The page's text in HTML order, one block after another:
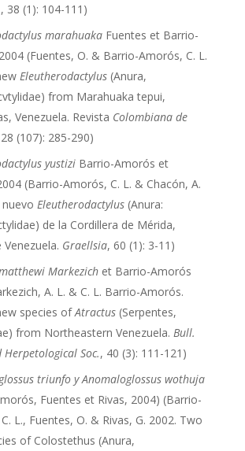
, 38 (1): 104-111)
marahuakaFuentes et Barrio-
(Fuentes, O. & Barrio-Amorós, C. L.
Eleutherodactylus(Anura,
from Marahuaka tepui,
Venezuela. Revista Colombiana de
(107): 285-290)
yustiziBarrio-Amorós et
(Barrio-Amorós, C. L. & Chacón, A.
nuevo Eleutherodactylus(Anura:
de la Cordillera de Mérida,
Venezuela. Graellsia, 60 (1): 3-11)
Markezichet Barrio-Amorós
A. L. & C. L. Barrio-Amorós.
species ofAtractus(Serpentes,
from Northeastern Venezuela. Bull.
Soc., 40 (3): 111-121)
triunfo y Anomaloglossus wothuja
Fuentes et Rivas, 2004) (Barrio-
L., Fuentes, O. & Rivas, G. 2002. Two
of Colostethus (Anura,